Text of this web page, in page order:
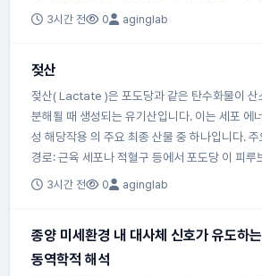
3시간 전 0 aginglab
젖산
젖산( Lactate )은 포도당과 같은 탄수화물이 산
분해될 때 생성되는 유기산입니다. 이는 세포 에
성 해당작용 의 주요 최종 산물 중 하나입니다.
경로: 근육 세포나 적혈구 등에서 포도당 이 피
3시간 전 0 aginglab
종양 미세환경 내 대사체 신호가 유도하
동역학적 해석